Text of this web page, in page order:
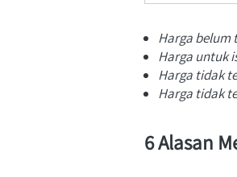
Harga belum
Harga untuk
Harga tidak
Harga tidak
6 Alasan